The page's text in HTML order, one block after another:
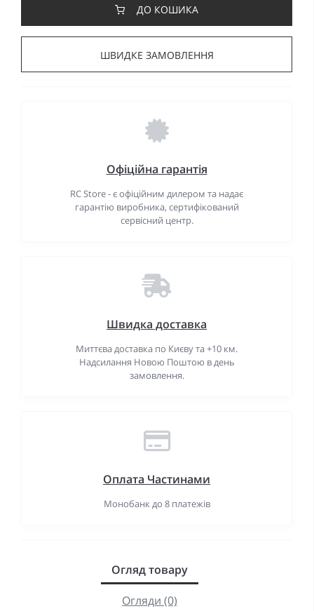
ДО КОШИКА
ШВИДКЕ ЗАМОВЛЕННЯ
Офіційна гарантія
RC Store - є офіційним дилером та надає
гарантію виробника, сертифікований
сервісний центр.
Швидка доставка
Миттєва доставка по Києву та +10 км.
Надсилання Новою Поштою в день
замовлення.
Оплата Частинами
Монобанк до 8 платежів
Огляд товару
Огляди (0)